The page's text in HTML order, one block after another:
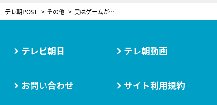
テレ朝POST その他 実はゲームが超下手！高橋名人、30年間隠してきた衝撃の真実を告白
テレビ朝日 テレ朝動画
お問い合わせ サイト利用規約